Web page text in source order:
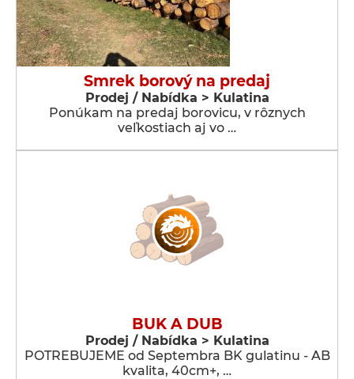
Smrek borový na predaj
Prodej / Nabídka > Kulatina
Ponúkam na predaj borovicu, v rôznych
veľkostiach aj vo …
BUK A DUB
Prodej / Nabídka > Kulatina
POTREBUJEME od Septembra BK gulatinu - AB
kvalita, 40cm+, …